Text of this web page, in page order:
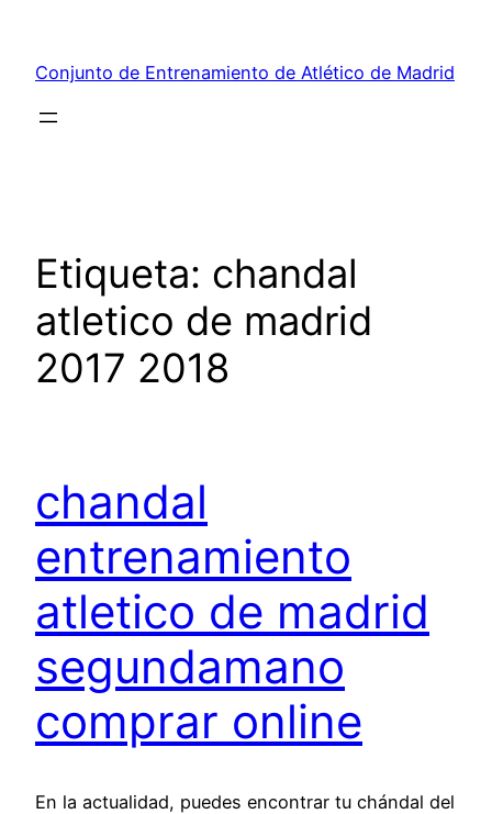
contenido
Conjunto de Entrenamiento de Atlético de Madrid
Etiqueta: chandal
atletico de madrid
2017 2018
chandal
entrenamiento
atletico de madrid
segundamano
comprar online
En la actualidad, puedes encontrar tu chándal del